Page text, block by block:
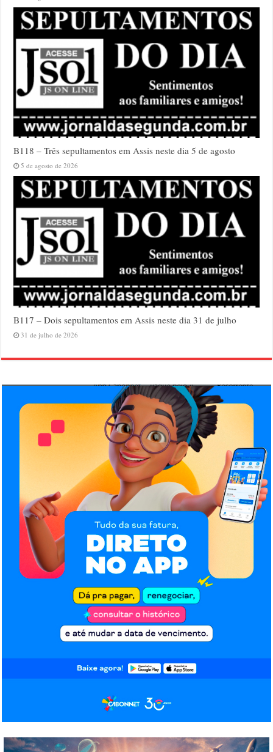
B118 – Três sepultamentos em Assis neste dia 5 de agosto
5 de agosto de 2026
B117 – Dois sepultamentos em Assis neste dia 31 de julho
31 de julho de 2026